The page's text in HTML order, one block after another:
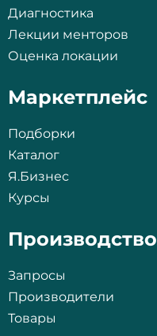
Диагностика
Лекции менторов
Оценка локации
Маркетплейс
Подборки
Каталог
Я.Бизнес
Курсы
Производство
Запросы
Производители
Товары